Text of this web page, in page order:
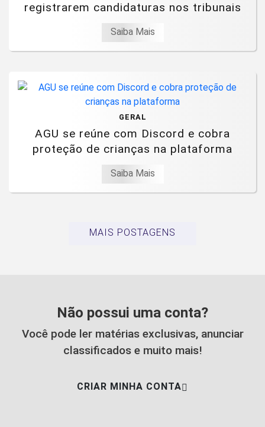
registrarem candidaturas nos tribunais
Saiba Mais
GERAL
AGU se reúne com Discord e cobra
proteção de crianças na plataforma
Saiba Mais
MAIS POSTAGENS
Não possui uma conta?
Você pode ler matérias exclusivas, anunciar
classificados e muito mais!
CRIAR MINHA CONTA